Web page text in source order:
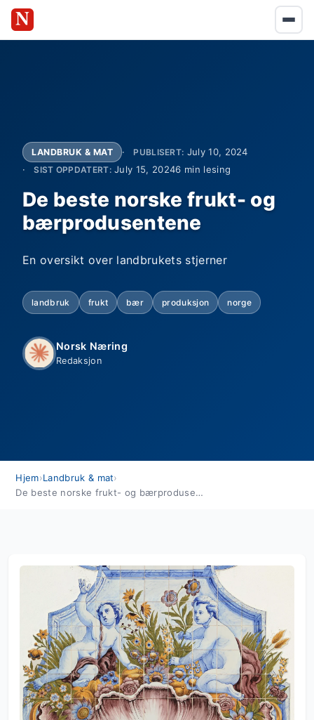
LANDBRUK & MAT PUBLISERT: July 10, 2024
SIST OPPDATERT:July 15, 20246 min lesing
De beste norske frukt- og
bærprodusentene
En oversikt over landbrukets stjerner
landbruk frukt bær produksjon norge
Norsk Næring
Redaksjon
Hjem›Landbruk & mat›
De beste norske frukt- og bærprodusentene